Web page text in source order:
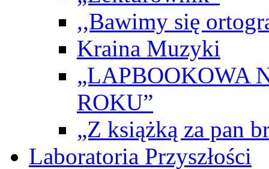
,,Bawimy się
Kraina Muzyki
„LAPBOOKOWA
ROKU”
„Z książką za pan
Laboratoria Przyszłości